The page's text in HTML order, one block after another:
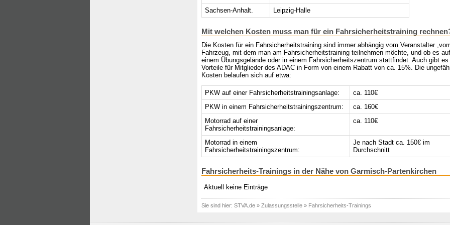
Sachsen-Anhalt.
Leipzig-Halle
Mit welchen Kosten muss man für ein Fahrsicherheitstraining
Die Kosten für ein Fahrsicherheitstraining sind immer abhängig vom Veranstalter
Fahrzeug, mit dem man am Fahrsicherheitstraining teilnehmen möchte, und ob es auf
einem Übungsgelände oder in einem Fahrsicherheitszentrum stattfindet. Auch gibt es
Vorteile für Mitglieder des ADAC in Form von einem Rabatt von ca. 15%. Die
Kosten belaufen sich auf etwa:
PKW auf einer Fahrsicherheitstrainingsanlage:
ca. 110€
PKW in einem Fahrsicherheitstrainingszentrum:
ca. 160€
Motorrad auf einer
Fahrsicherheitstrainingsanlage:
ca. 110€
Motorrad in einem
Fahrsicherheitstrainingszentrum:
Je nach Stadt ca. 150€ im
Durchschnitt
Fahrsicherheits-Trainings in der Nähe von Garmisch-Partenkirchen
Aktuell keine Einträge
Sie sind hier: STVA.de» Zulassungsstelle» Fahrsicherheits-Trainings